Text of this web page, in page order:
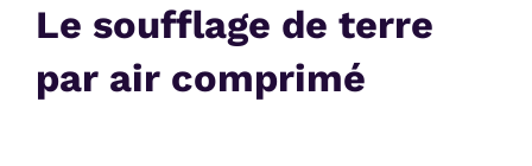
Pépinière
Le soufflage de terre
par air comprimé